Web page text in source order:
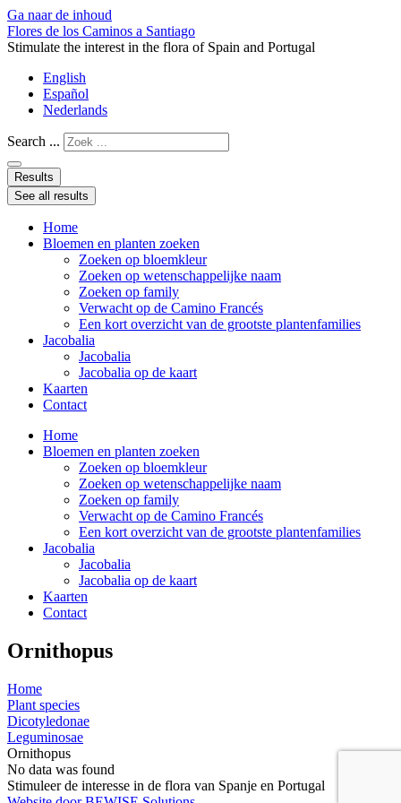
Ga naar de inhoud
Flores de los Caminos a Santiago
Stimulate the interest in the flora of Spain and Portugal
English
Español
Nederlands
Search ...
Results
See all results
Home
Bloemen en planten zoeken
Zoeken op bloemkleur
Zoeken op wetenschappelijke naam
Zoeken op family
Verwacht op de Camino Francés
Een kort overzicht van de grootste plantenfamilies
Jacobalia
Jacobalia
Jacobalia op de kaart
Kaarten
Contact
Home
Bloemen en planten zoeken
Zoeken op bloemkleur
Zoeken op wetenschappelijke naam
Zoeken op family
Verwacht op de Camino Francés
Een kort overzicht van de grootste plantenfamilies
Jacobalia
Jacobalia
Jacobalia op de kaart
Kaarten
Contact
Ornithopus
Home
Plant species
Dicotyledonae
Leguminosae
Ornithopus
No data was found
Stimuleer de interesse in de flora van Spanje en Portugal